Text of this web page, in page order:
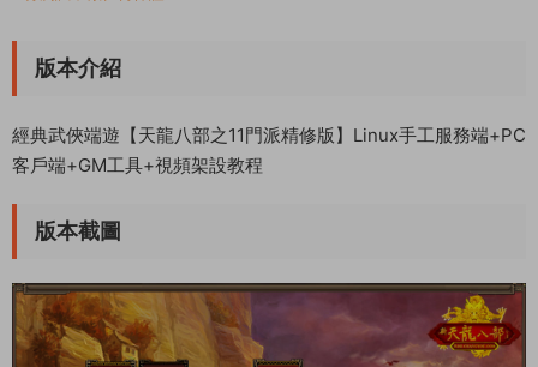
版本介紹
經典武俠端遊【天龍八部之11門派精修版】Linux手工服務端+PC
客戶端+GM工具+視頻架設教程
版本截圖